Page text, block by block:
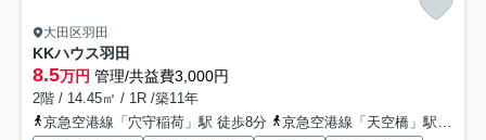
大田区羽田
KKハウス羽田
8.5万円 管理/共益費3,000円
2階 / 14.45㎡ / 1R /築11年
京急空港線「穴守稲荷」駅 徒歩8分
京急空港線「天空橋」駅 徒歩14分